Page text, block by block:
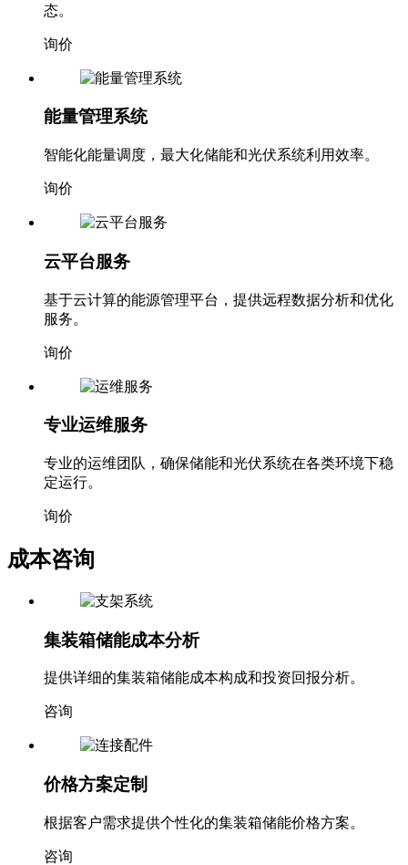
态。
询价
能量管理系统
智能化能量调度，最大化储能和光伏系统利用效率。
询价
云平台服务
基于云计算的能源管理平台，提供远程数据分析和优化
服务。
询价
专业运维服务
专业的运维团队，确保储能和光伏系统在各类环境下稳
定运行。
询价
成本咨询
集装箱储能成本分析
提供详细的集装箱储能成本构成和投资回报分析。
咨询
价格方案定制
根据客户需求提供个性化的集装箱储能价格方案。
咨询